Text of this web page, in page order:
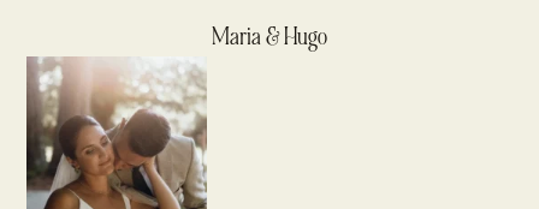
Maria & Hugo